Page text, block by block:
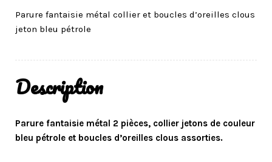
Parure fantaisie métal collier et boucles d’oreilles clous
jeton bleu pétrole
Description
Parure fantaisie métal 2 pièces, collier jetons de couleur
bleu pétrole et boucles d’oreilles clous assorties.